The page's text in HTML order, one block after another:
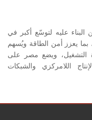
البناء عليه لتوسّع أكبر في
بما يعزز أمن الطاقة ويُسهم
التشغيل، ويضع مصر على
اللامركزي والشبكات